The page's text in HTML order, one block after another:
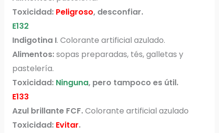
Toxicidad: Peligroso, desconfiar.
E132
Indigotina I. Colorante artificial azulado.
Alimentos:sopas preparadas, tés, galletas y
pastelería.
Toxicidad:Ninguna, pero tampoco es útil.
E133
Azul brillante FCF.Colorante artificial azulado
Toxicidad: Evitar.